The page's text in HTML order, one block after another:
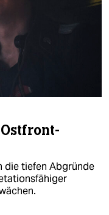
die tiefen Abgründe